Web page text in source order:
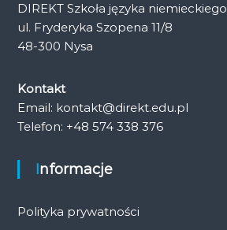
DIREKT Szkoła języka niemieckiego
ul. Fryderyka Szopena 11/8
48-300 Nysa
Kontakt
Email: kontakt@direkt.edu.pl
Telefon: +48 574 338 376
Informacje
Polityka prywatności